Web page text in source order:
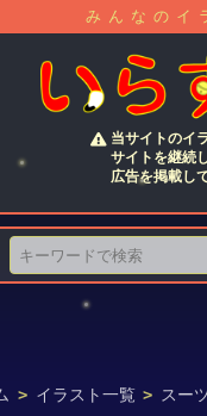
みんなのイ
当サイトのイ
サイトを継続
広告を掲載し
> イラスト一覧 > スー